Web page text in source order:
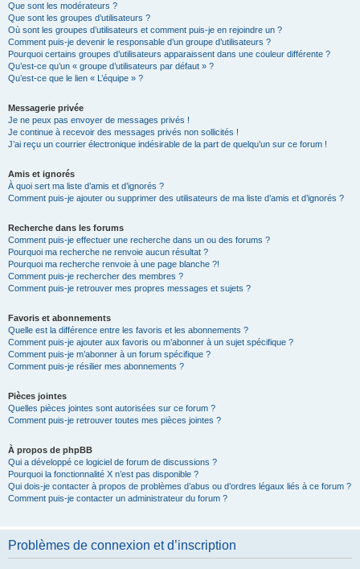
Que sont les modérateurs ?
Que sont les groupes d’utilisateurs ?
Où sont les groupes d’utilisateurs et comment puis-je en rejoindre un ?
Comment puis-je devenir le responsable d’un groupe d’utilisateurs ?
Pourquoi certains groupes d’utilisateurs apparaissent dans une couleur différente ?
Qu’est-ce qu’un « groupe d’utilisateurs par défaut » ?
Qu’est-ce que le lien « L’équipe » ?
Messagerie privée
Je ne peux pas envoyer de messages privés !
Je continue à recevoir des messages privés non sollicités !
J’ai reçu un courrier électronique indésirable de la part de quelqu’un sur ce forum !
Amis et ignorés
À quoi sert ma liste d’amis et d’ignorés ?
Comment puis-je ajouter ou supprimer des utilisateurs de ma liste d’amis et d’ignorés ?
Recherche dans les forums
Comment puis-je effectuer une recherche dans un ou des forums ?
Pourquoi ma recherche ne renvoie aucun résultat ?
Pourquoi ma recherche renvoie à une page blanche ?!
Comment puis-je rechercher des membres ?
Comment puis-je retrouver mes propres messages et sujets ?
Favoris et abonnements
Quelle est la différence entre les favoris et les abonnements ?
Comment puis-je ajouter aux favoris ou m’abonner à un sujet spécifique ?
Comment puis-je m’abonner à un forum spécifique ?
Comment puis-je résilier mes abonnements ?
Pièces jointes
Quelles pièces jointes sont autorisées sur ce forum ?
Comment puis-je retrouver toutes mes pièces jointes ?
À propos de phpBB
Qui a développé ce logiciel de forum de discussions ?
Pourquoi la fonctionnalité X n’est pas disponible ?
Qui dois-je contacter à propos de problèmes d’abus ou d’ordres légaux liés à ce forum ?
Comment puis-je contacter un administrateur du forum ?
Problèmes de connexion et d’inscription